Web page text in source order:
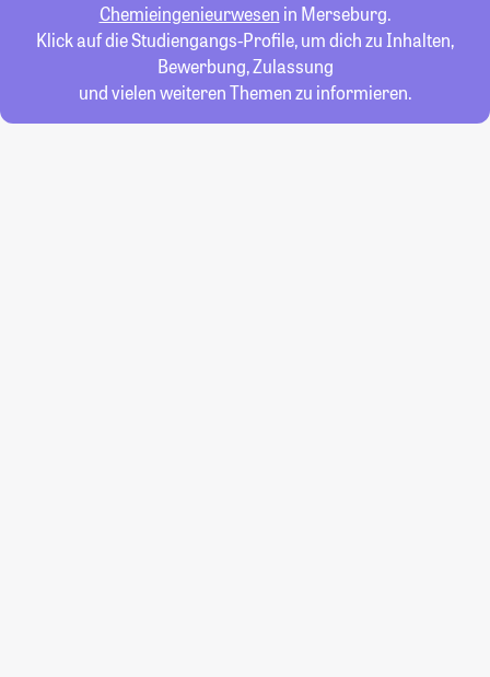
Chemieingenieurwesen in Merseburg.
Klick auf die Studiengangs-Profile, um dich zu Inhalten,
Bewerbung, Zulassung
und vielen weiteren Themen zu informieren.